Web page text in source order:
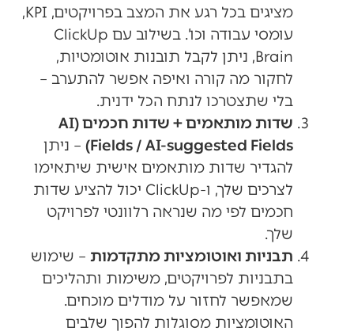
מציגים בכל רגע את המצב בפרויקטים, KPI,
עומסי עבודה וכו’. בשילוב עם ClickUp
Brain, ניתן לקבל תובנות אוטומטיות,
לחקור מה קורה ואיפה אפשר להתערב –
בלי שתצטרכו לנתח הכל ידנית.
שדות מותאמים + שדות חכמים (AI
Fields / AI-suggested Fields) – ניתן
להגדיר שדות מותאמים אישית שיתאימו
לצרכים שלך, ו-ClickUp יכול להציע שדות
חכמים לפי מה שנראה רלוונטי לפרויקט
שלך.
תבניות ואוטומציות מתקדמות – שימוש
בתבניות לפרויקטים, משימות ותהליכים
שמאפשר לחזור על מודלים מוכחים.
האוטומציות מסוגלות להפוך שלבים